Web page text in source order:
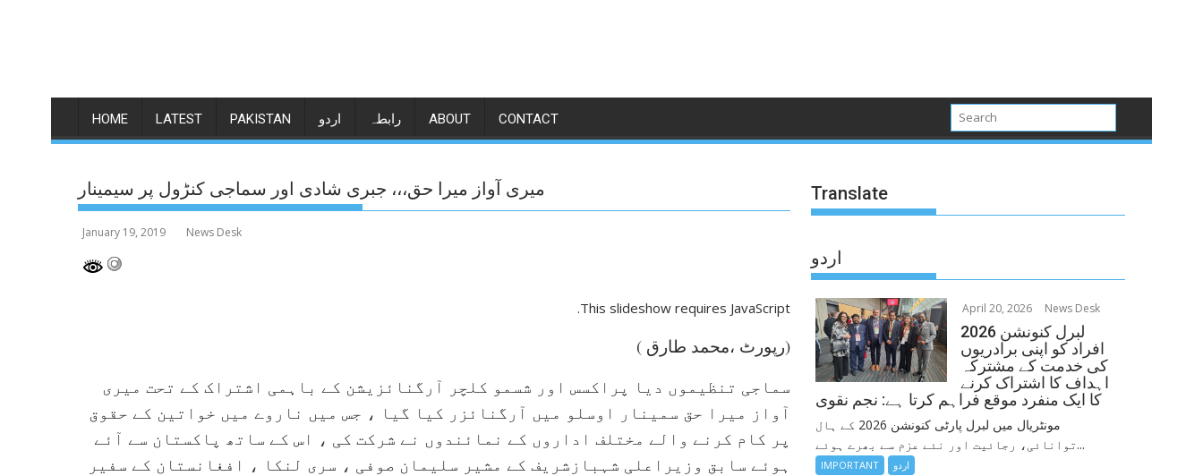
HOME LATEST PAKISTAN اردو رابطہ ABOUT CONTACT
میری آواز میرا حق،،، جبری شادی اور سماجی کنڑول پر سیمینار
January 19, 2019 News Desk
This slideshow requires JavaScript.
(رپورٹ ،محمد طارق )
سماجی تنظیموں دیا پراکسس اور شسمو کلچر آرگنائزیشن کے باہمی اشتراک کے تحت میری
آواز میرا حق سمینار اوسلو میں آرگنائزر کیا گیا ، جس میں ناروے میں خواتین کے حقوق
پر کام کرنے والے مختلف اداروں کے نمائندوں نے شرکت کی ، اس کے ساتھ پاکستان سے آئے
ہوئے سابق وزیراعلی شہبازشریف کے مشیر سلیمان صوفی ، سری لنکا ، افغانستان کے سفیر
Translate
اردو
April 20, 2026 News Desk
لبرل کنونشن 2026
افراد کو اپنی برادریوں
کی خدمت کے مشترکہ
اہداف کا اشتراک کرنے
کا ایک منفرد موقع فراہم کرتا ہے: نجم نقوی
مونٹریال میں لبرل پارٹی کنونشن 2026 کے ہال
توانائی، رجائیت اور نئے عزم سے بھرے ہوئے...
IMPORTANT اردو